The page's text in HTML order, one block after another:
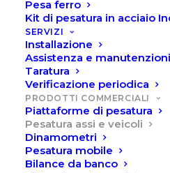
Pesa ferro
Kit di pesatura in acciaio
SERVIZI
Installazione
Assistenza e manutenzioni
Taratura
Verificazione periodica
PRODOTTI COMMERCIALI
Piattaforme di pesatura
Pesatura assi e veicoli
Dinamometri
Pesatura mobile
Bilance da banco
come furgoni, camion,
trattori, carri, ecc.
indicate per un utilizzo
temporaneo, grazie al
alla semplicità di
posizionamento, in
possibile creare una
su qualsiasi tipo di